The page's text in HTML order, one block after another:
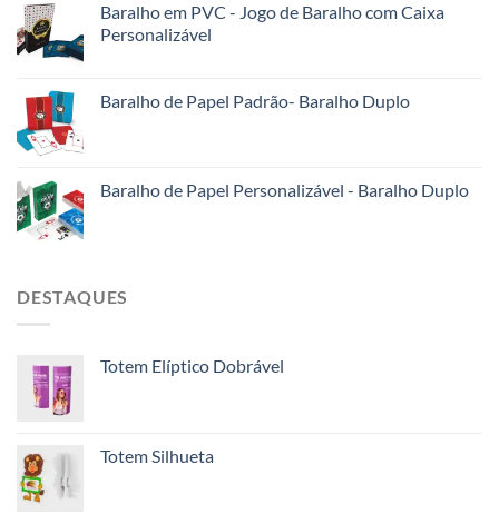
Baralho em PVC - Jogo de Baralho com Caixa
Personalizável
Baralho de Papel Padrão- Baralho Duplo
Baralho de Papel Personalizável - Baralho Duplo
DESTAQUES
Totem Elíptico Dobrável
Totem Silhueta